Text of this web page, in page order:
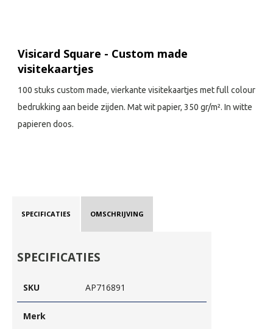
Visicard Square - Custom made
visitekaartjes
100 stuks custom made, vierkante visitekaartjes met full colour
bedrukking aan beide zijden. Mat wit papier, 350 gr/m². In witte
papieren doos.
SPECIFICATIES OMSCHRIJVING
SPECIFICATIES
SKU AP716891
Merk